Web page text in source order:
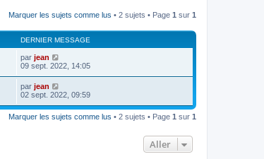
Marquer les sujets comme lus • 2 sujets • Page 1 sur 1
DERNIER MESSAGE
par jean
09 sept. 2022, 14:05
par jean
02 sept. 2022, 09:59
Marquer les sujets comme lus • 2 sujets • Page 1 sur 1
Aller